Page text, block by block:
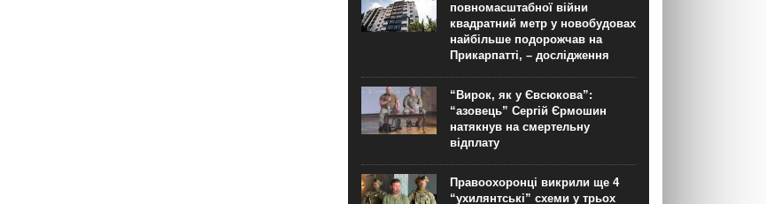
повномасштабної війни
квадратний метр у новобудовах
найбільше подорожчав на
Прикарпатті, – дослідження
“Вирок, як у Євсюкова”:
“азовець” Сергій Єрмошин
натякнув на смертельну
відплату
Правоохоронці викрили ще 4
“ухилянтські” схеми у трьох